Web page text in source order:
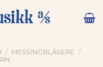
/ MESSINGBLÅSERE
/